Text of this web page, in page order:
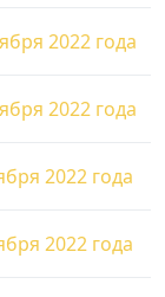
2022 года
2022 года
2022 года
2022 года